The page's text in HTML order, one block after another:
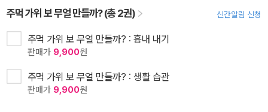
주먹 가위 보 무얼 만들까? (총 2권) 신간알림 신청
주먹 가위 보 무얼 만들까? : 흉내 내기
판매가 9,900원
주먹 가위 보 무얼 만들까? : 생활 습관
판매가 9,900원